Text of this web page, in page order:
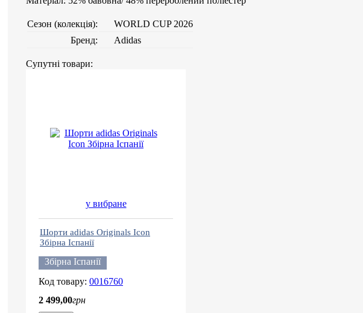
Сезон (колекція):
WORLD CUP 2026
Бренд:
Adidas
Супутні товари:
у вибране
Шорти adidas Originals Icon
Збірна Іспанії
Збірна Іспанії
0016760
2 499,00грн